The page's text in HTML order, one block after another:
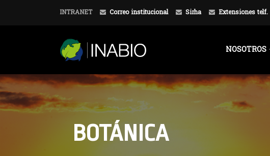
INTRANET Correo institucional Sirha Extensiones telf.
NOSOTROS
BOTÁNICA